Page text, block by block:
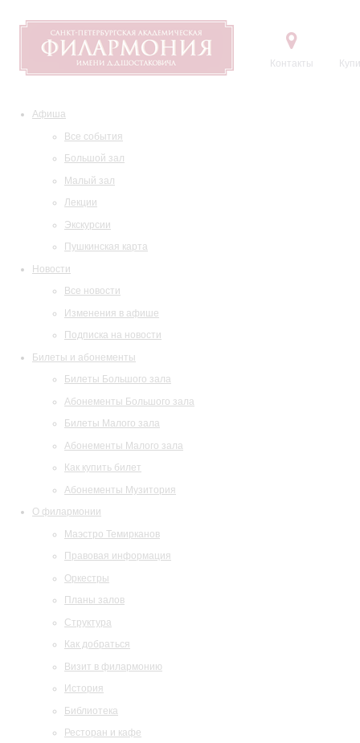
Контакты
Афиша
Все события
Большой зал
Малый зал
Лекции
Экскурсии
Пушкинская карта
Новости
Все новости
Изменения в афише
Подписка на новости
Билеты и абонементы
Билеты Большого зала
Абонементы Большого зала
Билеты Малого зала
Абонементы Малого зала
Как купить билет
Абонементы Музитория
О филармонии
Маэстро Темирканов
Правовая информация
Оркестры
Планы залов
Структура
Как добраться
Визит в филармонию
История
Библиотека
Ресторан и кафе